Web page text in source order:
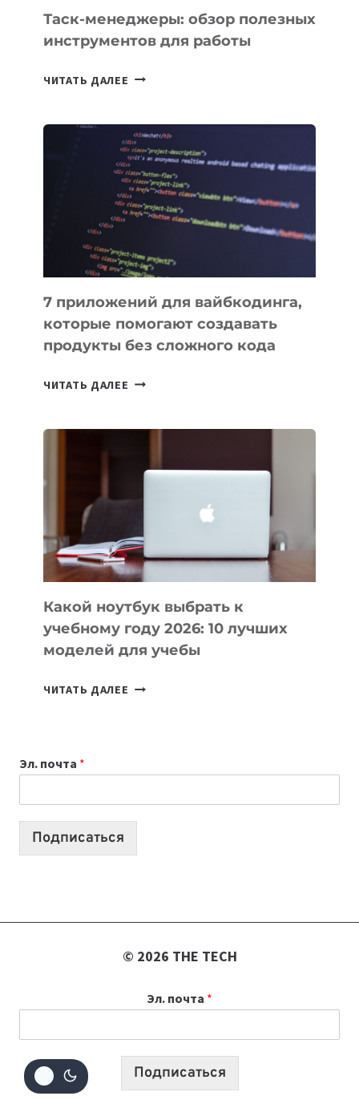
Таск-менеджеры: обзор полезных
инструментов для работы
ЧИТАТЬ ДАЛЕЕ ТАСК-
ПОЛЕЗНЫХ
ИНСТРУМЕНТОВ
ДЛЯ
РАБОТЫ
7 приложений для вайбкодинга,
которые помогают создавать
продукты без сложного кода
ЧИТАТЬ ДАЛЕЕ 7
ПОМОГАЮТ
СОЗДАВАТЬ
БЕЗ
СЛОЖНОГО
КОДА
Какой ноутбук выбрать к
учебному году 2026: 10 лучших
моделей для учебы
ЧИТАТЬ ДАЛЕЕ КАКОЙ
2026:
10
Эл. почта *
Подписаться
© 2026 THE TECH
Эл. почта *
Подписаться